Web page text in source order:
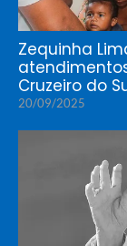
Zequinha
Cruzeiro do
20/09/2025